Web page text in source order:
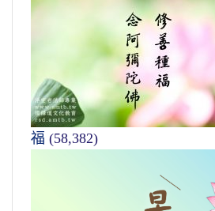
福 (58,382)